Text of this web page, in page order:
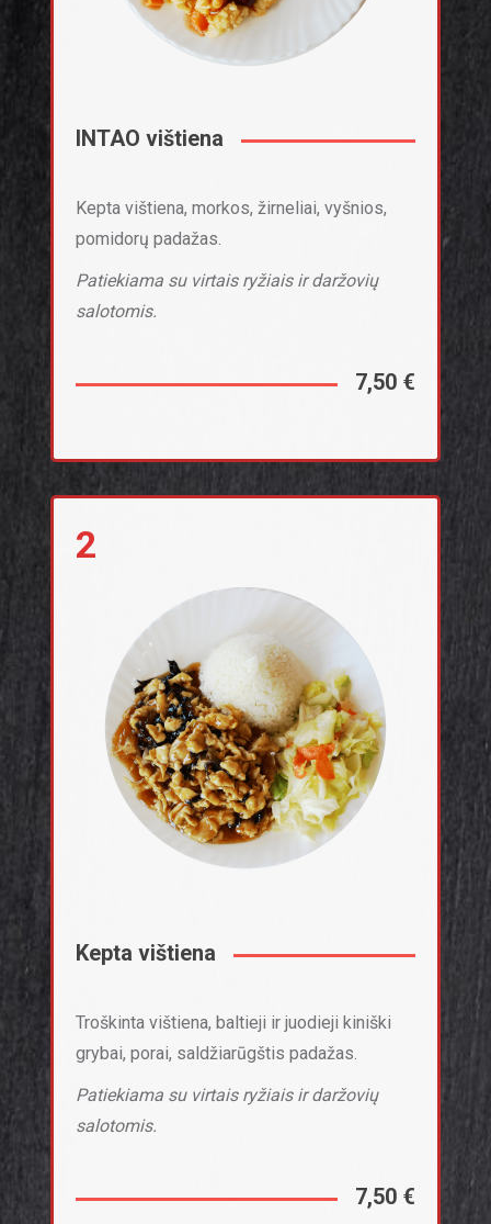
INTAO vištiena
Kepta vištiena, morkos, žirneliai, vyšnios,
pomidorų padažas.
Patiekiama su virtais ryžiais ir daržovių
salotomis.
7,50 €
2
Kepta vištiena
Troškinta vištiena, baltieji ir juodieji kiniški
grybai, porai, saldžiarūgštis padažas.
Patiekiama su virtais ryžiais ir daržovių
salotomis.
7,50 €